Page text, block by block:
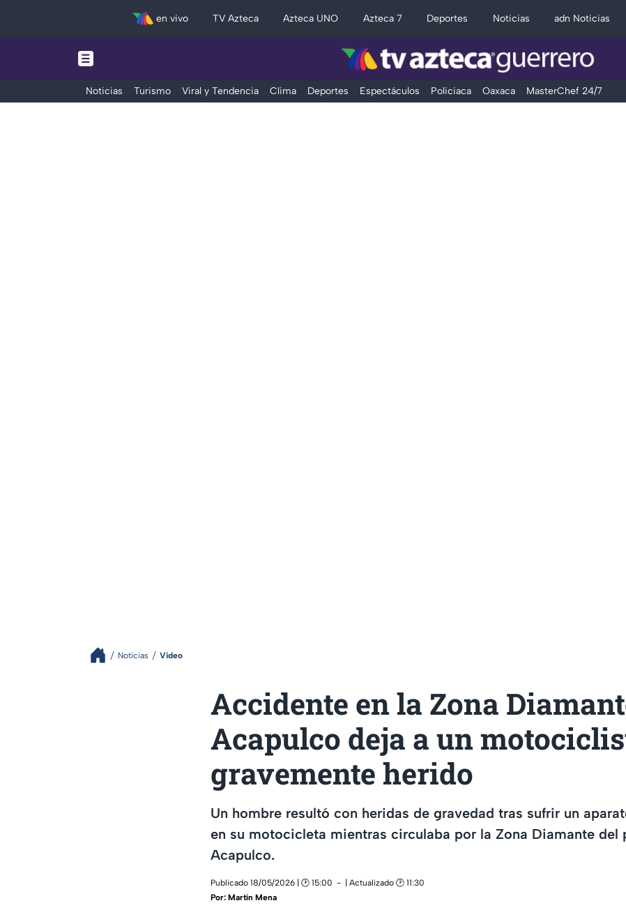
en vivo TV Azteca Azteca UNO Azteca 7 Deportes Noticias adn Noticias
Noticias Turismo Viral y Tendencia Clima Deportes Espectáculos Policiaca Oaxaca MasterChef 24/7
Noticias Video
Accidente en la Zona
Acapulco deja a un
gravemente herido
Un hombre resultó con heridas de gravedad tras sufrir un
en su motocicleta mientras circulaba por la Zona Diamante del
Acapulco.
Publicado 18/05/2026 | 🕑 15:00
| Actualizado 🕑 11:30
Por: Martín Mena